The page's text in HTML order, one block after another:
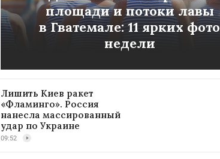
площади и потоки лавы
в Гватемале: 11 ярких фото
недели
Лишить Киев ракет
«Фламинго». Россия
нанесла массированный
удар по Украине
09:52